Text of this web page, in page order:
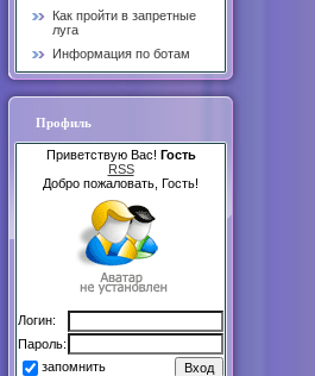
Как пройти в запретные
луга
Информация по ботам
Профиль
Приветствую Вас! Гость
RSS
Добро пожаловать, Гость!
Логин:
Пароль:
запомнить